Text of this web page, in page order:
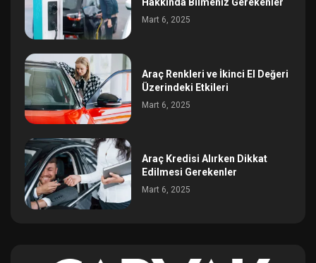
Mart 6, 2025
Araç Renkleri ve İkinci El Değeri
Üzerindeki Etkileri
Mart 6, 2025
Araç Kredisi Alırken Dikkat
Edilmesi Gerekenler
Mart 6, 2025